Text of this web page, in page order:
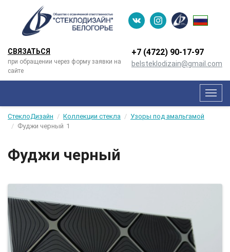
СВЯЗАТЬСЯ
при обращении через форму заявки на
сайте
+7 (4722) 90-­17-­97
belsteklodizain@gmail.com
Меню
СтеклоДизайн Коллекции стекла
Узоры под амальгамой
Фуджи черный 1
Фуджи черный